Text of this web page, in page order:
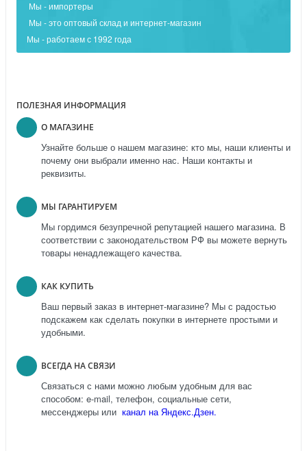
Мы - импортеры
Мы - это оптовый склад и интернет-магазин
Мы - работаем с 1992 года
ПОЛЕЗНАЯ ИНФОРМАЦИЯ
О МАГАЗИНЕ
Узнайте больше о нашем магазине: кто мы, наши клиенты и
почему они выбрали именно нас. Наши контакты и
реквизиты.
МЫ ГАРАНТИРУЕМ
Мы гордимся безупречной репутацией нашего магазина. В
соответствии с законодательством РФ вы можете вернуть
товары ненадлежащего качества.
КАК КУПИТЬ
Ваш первый заказ в интернет-магазине? Мы с радостью
подскажем как сделать покупки в интернете простыми и
удобными.
ВСЕГДА НА СВЯЗИ
Связаться с нами можно любым удобным для вас
способом: e-mail, телефон, социальные сети,
мессенджеры или канал на Яндекс.Дзен.